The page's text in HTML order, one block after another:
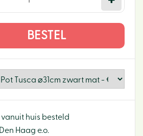
huis besteld
Haag e.o.